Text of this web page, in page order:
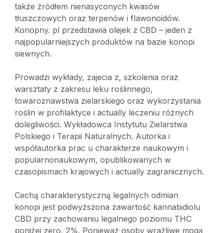
także źródłem nienasyconych kwasów
tłuszczowych oraz terpenów i flawonoidów.
Konopny. pl przedstawia olejek z CBD – jeden z
najpopularniejszych produktów na bazie konopi
siewnych.
Prowadzi wykłady, zajecia z, szkolenia oraz
warsztaty z zakresu leku roślinnego,
towaroznawstwa zielarskiego oraz wykorzystania
roślin w profilaktyce i actually leczeniu różnych
dolegliwości. Wykładowca Instytutu Zielarstwa
Polskiego i Terapii Naturalnych. Autorka i
współautorka prac u charakterze naukowym i
popularnonaukowym, opublikowanych w
czasopismach krajowych i actually zagranicznych.
Cechą charakterystyczną legalnych odmian
konopi jest podwyższona zawartość kannabidiolu
CBD przy zachowaniu legalnego poziomu THC
poniżej zero, 2%. Ponieważ osoby wrażliwe mogą